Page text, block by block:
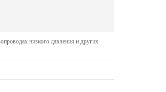
низкого давления и других